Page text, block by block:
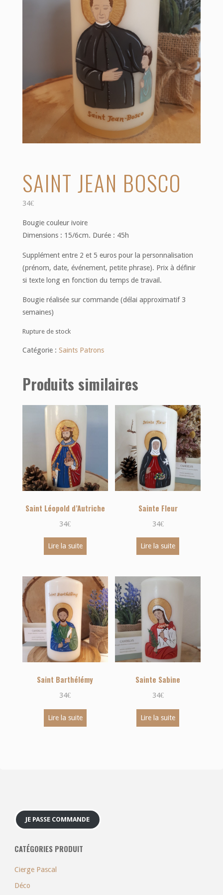
SAINT JEAN BOSCO
34€
Bougie couleur ivoire
Dimensions : 15/6cm. Durée : 45h
Supplément entre 2 et 5 euros pour la personnalisation
(prénom, date, événement, petite phrase). Prix à définir
si texte long en fonction du temps de travail.
Bougie réalisée sur commande (délai approximatif 3
semaines)
Rupture de stock
Catégorie : Saints Patrons
Produits similaires
Saint Léopold d’Autriche
34€
Lire la suite
Sainte Fleur
34€
Lire la suite
Saint Barthélémy
34€
Lire la suite
Sainte Sabine
34€
Lire la suite
JE PASSE COMMANDE
CATÉGORIES PRODUIT
Cierge Pascal
Déco